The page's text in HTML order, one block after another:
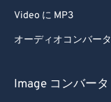
Video に MP3
オーディオコンバータ
Image コンバータ